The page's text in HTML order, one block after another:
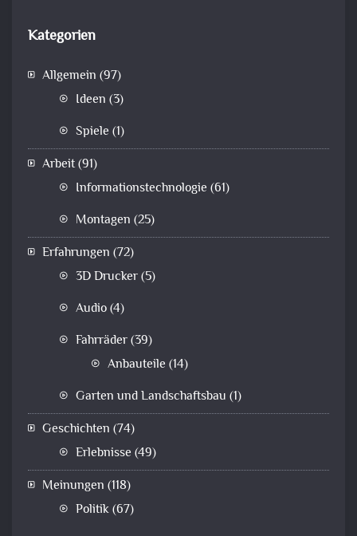
Kategorien
Allgemein (97)
Ideen (3)
Spiele (1)
Arbeit(91)
Informationstechnologie (61)
Montagen (25)
Erfahrungen (72)
3D Drucker(5)
Audio(4)
Fahrräder(39)
Anbauteile (14)
Garten und Landschaftsbau (1)
Geschichten (74)
Erlebnisse (49)
Meinungen (118)
Politik(67)